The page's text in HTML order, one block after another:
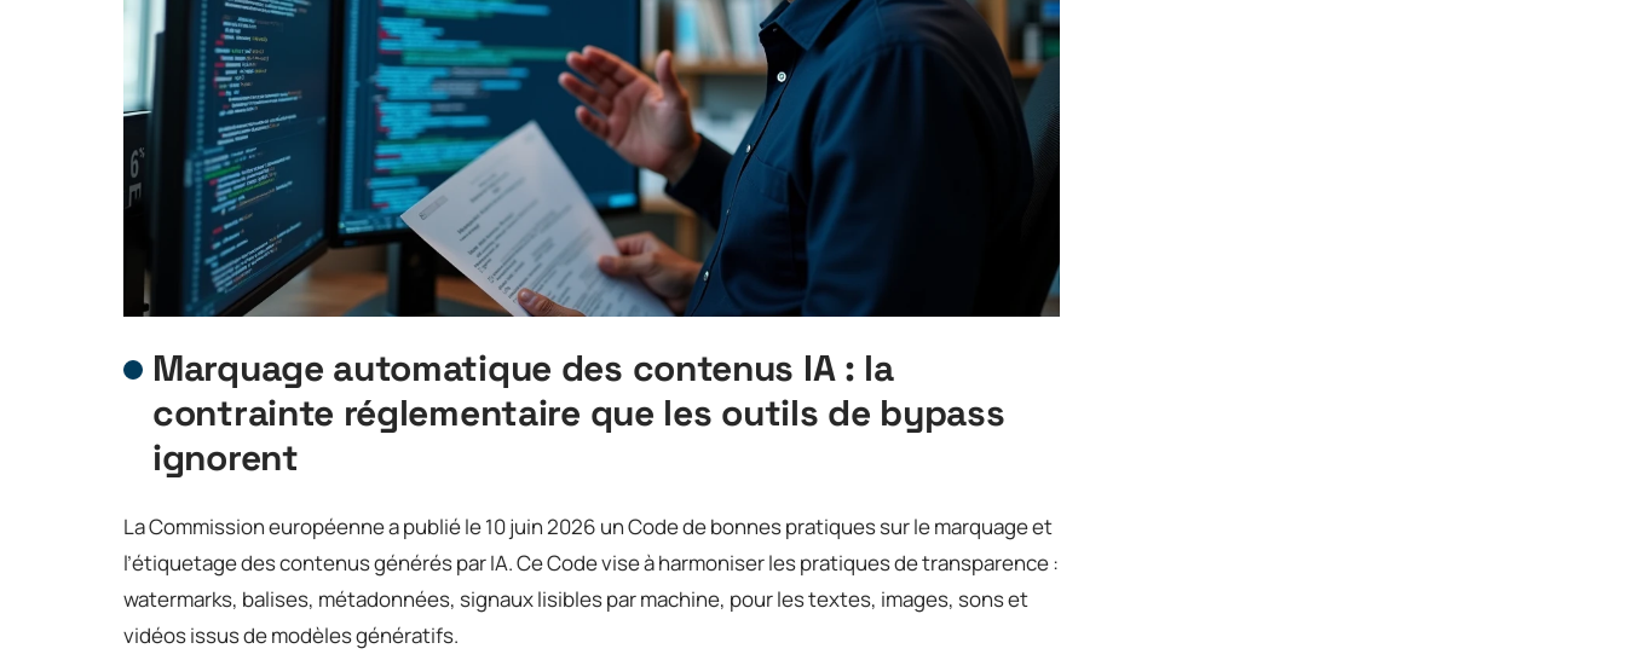
Marquage automatique des contenus IA : la
contrainte réglementaire que les outils de bypass
ignorent
La Commission européenne a publié le 10 juin 2026 un Code de bonnes pratiques sur le marquage et
l’étiquetage des contenus générés par IA. Ce Code vise à harmoniser les pratiques de transparence :
watermarks, balises, métadonnées, signaux lisibles par machine, pour les textes, images, sons et
vidéos issus de modèles génératifs.